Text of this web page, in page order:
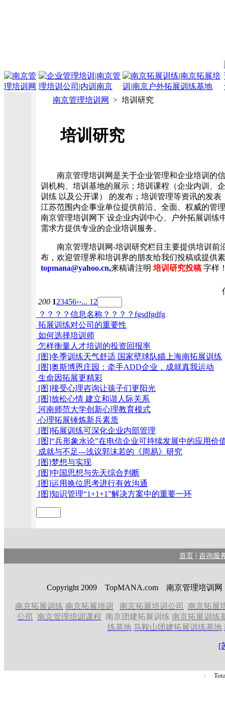
南京管理培训网 > 培训研究
培训研究
南京管理培训网是关于企业管理和企业培训的信
训机构、培训基地的展示；培训课程（企业内训、
训练 以及公开课） 的发布；培训管理等资讯的发
江苏范围内企事业单位提供前沿、全面、权威的管
南京管理培训网下 设企业内训中心、户外拓展训练
需求方提供专业的企业培训服务。
南京管理培训网-培训研究栏目主要提供培训前
布，欢迎管理界和培训界的朋友给我们投稿或提供
topmana@yahoo.cn,来稿请注明 培训研究投稿 字样
200 123456››... 12
？？？？信息名称？？？？fgsdfgdfg
拓展训练对公司的重要性
如何选择培训师
怎样衡量人才培训的投资回报率
[图]冬季训练天气舒适 国家壁球队瞄上海南拓展训练
[图]奥斯博恩庄园：牵手ADD企业，成就真我运动
生命因拓展更精彩
[图]接受心理咨询让孩子们更阳光
[图]放松心情 建立和谐人际关系
河南师范大学创新心理教育模式
心理拓展锤炼新兵素质
[图]拓展训练可深化企业内部管理
[图]“兵形象水论”在电信企业可持续发展中的应用价
成就与不足---浅议郭沫若的《周易》研究
[图]梦想与实现
[图]中国思想与先天综合判断
[图]运用换位思考进行有效沟通
[图]知识管理“1+1+1”解决方案中的重要一环
首页 | 咨询服
Copyright 2009 TopMANA.com 南京管理培训网
南京拓展训练 南京拓展培训 南京拓展培训公司
南京拓展
公司
南京管理培训课程 南京团建拓展训练 南京拓展训练
练基地 马鞍山团建拓展训练基地
[
: